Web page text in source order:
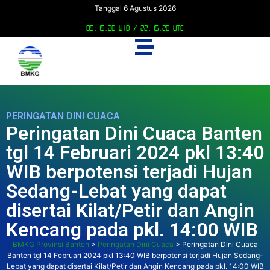
Tanggal 6 Agustus 2026
05:15:29 WIB / 22:15:29 UTC
PERINGATAN DINI CUACA
Peringatan Dini Cuaca Banten
tgl 14 Februari 2024 pkl 13:40
WIB berpotensi terjadi Hujan
Sedang-Lebat yang dapat
disertai Kilat/Petir dan Angin
Kencang pada pkl. 14:00 WIB
BMKG Provinsi Banten > Peringatan Dini Cuaca > Peringatan Dini Cuaca
Banten tgl 14 Februari 2024 pkl 13:40 WIB berpotensi terjadi Hujan Sedang-
Lebat yang dapat disertai Kilat/Petir dan Angin Kencang pada pkl. 14:00 WIB